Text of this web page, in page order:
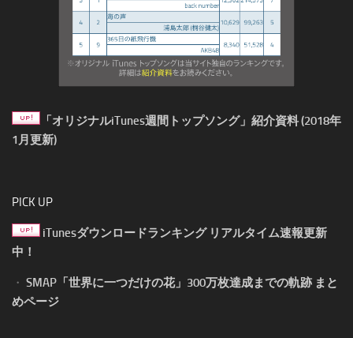
「オリジナルiTunes週間トップソング」紹介資料 (2018年
1月更新)
PICK UP
iTunesダウンロードランキング リアルタイム速報更新
中！
・ SMAP「世界に一つだけの花」300万枚達成までの軌跡 まと
めページ